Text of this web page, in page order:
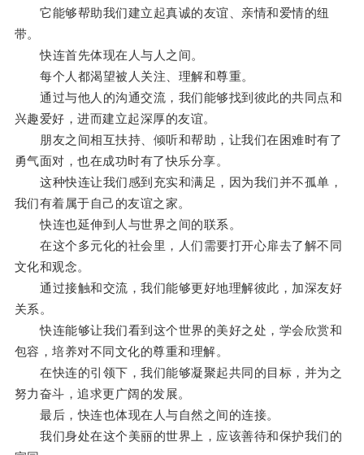
它能够帮助我们建立起真诚的友谊、亲情和爱情的纽
带。
快连首先体现在人与人之间。
每个人都渴望被人关注、理解和尊重。
通过与他人的沟通交流，我们能够找到彼此的共同点和
兴趣爱好，进而建立起深厚的友谊。
朋友之间相互扶持、倾听和帮助，让我们在困难时有了
勇气面对，也在成功时有了快乐分享。
这种快连让我们感到充实和满足，因为我们并不孤单，
我们有着属于自己的友谊之家。
快连也延伸到人与世界之间的联系。
在这个多元化的社会里，人们需要打开心扉去了解不同
文化和观念。
通过接触和交流，我们能够更好地理解彼此，加深友好
关系。
快连能够让我们看到这个世界的美好之处，学会欣赏和
包容，培养对不同文化的尊重和理解。
在快连的引领下，我们能够凝聚起共同的目标，并为之
努力奋斗，追求更广阔的发展。
最后，快连也体现在人与自然之间的连接。
我们身处在这个美丽的世界上，应该善待和保护我们的